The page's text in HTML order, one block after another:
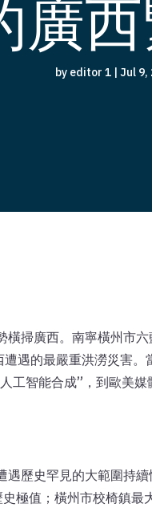
廣
by editor 1 Jul 9,
掃廣西。南寧橫州市
的最嚴重洪澇災害。
工智能合成”，到歐美
歷史罕見的大範圍持
極值；橫州市校椅鎮